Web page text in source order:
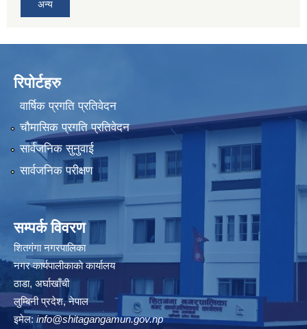
अन्य
रिपोर्टहरु
वार्षिक प्रगति प्रतिवेदन
चौमासिक प्रगति प्रतिवेदन
सार्वजनिक सुनुवाई
सार्वजनिक परीक्षण
सम्पर्क विवरण
शितगंगा नगरपालिका
नगर कार्यपालीकाकाे कार्यालय
ठाडा, अर्घाखाँची
लुम्बिनी प्रदेश, नेपाल
इमेल: info@shitagangamun.gov.np